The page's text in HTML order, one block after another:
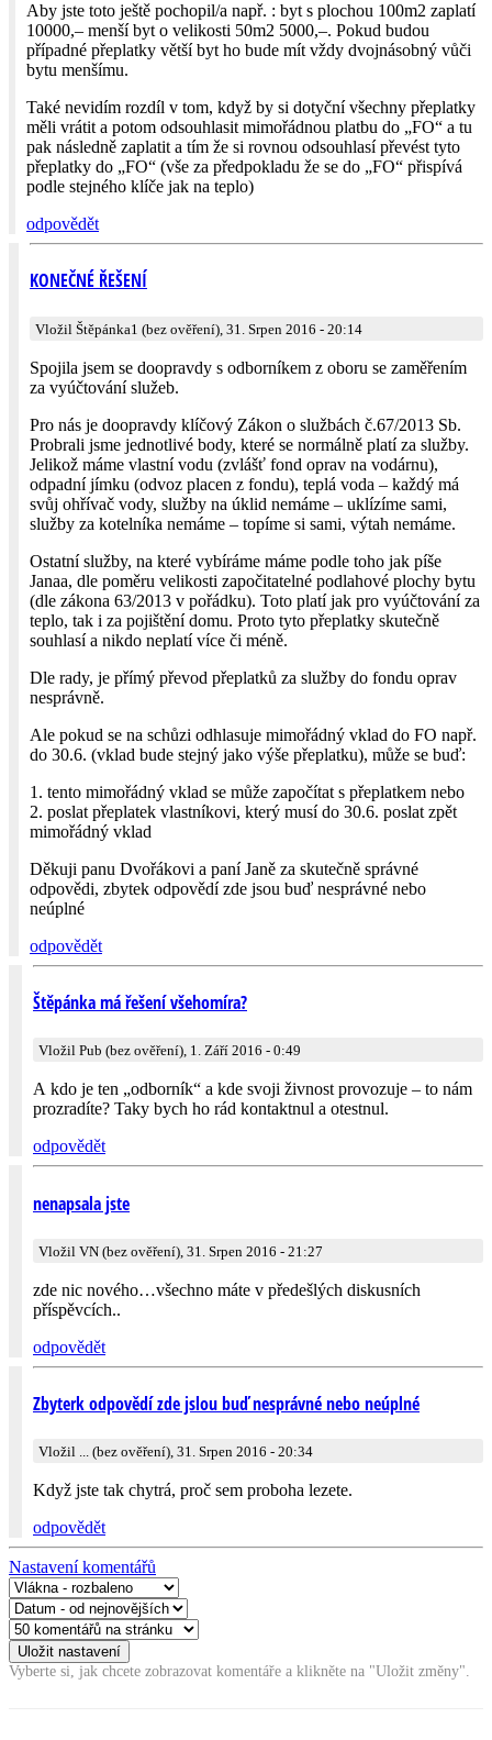
Aby jste toto ještě pochopil/a např. : byt s plochou 100m2 zaplatí
10000,– menší byt o velikosti 50m2 5000,–. Pokud budou
případné přeplatky větší byt ho bude mít vždy dvojnásobný vůči
bytu menšímu.
Také nevidím rozdíl v tom, když by si dotyční všechny přeplatky
měli vrátit a potom odsouhlasit mimořádnou platbu do „FO“ a tu
pak následně zaplatit a tím že si rovnou odsouhlasí převést tyto
přeplatky do „FO“ (vše za předpokladu že se do „FO“ přispívá
podle stejného klíče jak na teplo)
odpovědět
KONEČNÉ ŘEŠENÍ
Vložil Štěpánka1 (bez ověření), 31. Srpen 2016 - 20:14
Spojila jsem se doopravdy s odborníkem z oboru se zaměřením
za vyúčtování služeb.
Pro nás je doopravdy klíčový Zákon o službách č.67/2013 Sb.
Probrali jsme jednotlivé body, které se normálně platí za služby.
Jelikož máme vlastní vodu (zvlášť fond oprav na vodárnu),
odpadní jímku (odvoz placen z fondu), teplá voda – každý má
svůj ohřívač vody, služby na úklid nemáme – uklízíme sami,
služby za kotelníka nemáme – topíme si sami, výtah nemáme.
Ostatní služby, na které vybíráme máme podle toho jak píše
Janaa, dle poměru velikosti započitatelné podlahové plochy bytu
(dle zákona 63/2013 v pořádku). Toto platí jak pro vyúčtování za
teplo, tak i za pojištění domu. Proto tyto přeplatky skutečně
souhlasí a nikdo neplatí více či méně.
Dle rady, je přímý převod přeplatků za služby do fondu oprav
nesprávně.
Ale pokud se na schůzi odhlasuje mimořádný vklad do FO např.
do 30.6. (vklad bude stejný jako výše přeplatku), může se buď:
1. tento mimořádný vklad se může započítat s přeplatkem nebo
2. poslat přeplatek vlastníkovi, který musí do 30.6. poslat zpět
mimořádný vklad
Děkuji panu Dvořákovi a paní Janě za skutečně správné
odpovědi, zbytek odpovědí zde jsou buď nesprávné nebo
neúplné
odpovědět
Štěpánka má řešení všehomíra?
Vložil Pub (bez ověření), 1. Září 2016 - 0:49
A kdo je ten „odborník“ a kde svoji živnost provozuje – to nám
prozradíte? Taky bych ho rád kontaktnul a otestnul.
odpovědět
nenapsala jste
Vložil VN (bez ověření), 31. Srpen 2016 - 21:27
zde nic nového…všechno máte v předešlých diskusních
příspěvcích..
odpovědět
Zbyterk odpovědí zde jslou buď nesprávné nebo neúplné
Vložil ... (bez ověření), 31. Srpen 2016 - 20:34
Když jste tak chytrá, proč sem proboha lezete.
odpovědět
Nastavení komentářů
Vyberte si, jak chcete zobrazovat komentáře a klikněte na "Uložit změny".